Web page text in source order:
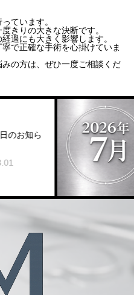
ています。
きりの大きな決断です。
過にも大きく影響します。
で正確な手術を心掛けていま
の方は、ぜひ一度ご相談くだ